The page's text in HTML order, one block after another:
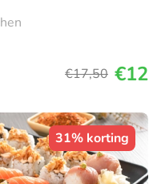
€17,50 €12
31% korting